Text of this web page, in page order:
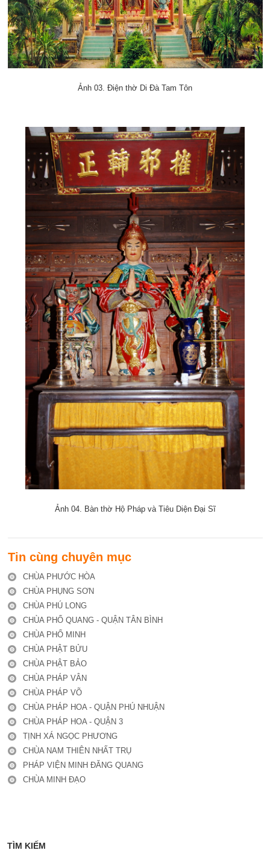
Ảnh 03. Điện thờ Di Đà Tam Tôn
Ảnh 04. Bàn thờ Hộ Pháp và Tiêu Diện Đại Sĩ
Tin cùng chuyên mục
CHÙA PHƯỚC HÒA
CHÙA PHỤNG SƠN
CHÙA PHÚ LONG
CHÙA PHỔ QUANG - QUẬN TÂN BÌNH
CHÙA PHỔ MINH
CHÙA PHẬT BỬU
CHÙA PHẬT BẢO
CHÙA PHÁP VÂN
CHÙA PHÁP VÕ
CHÙA PHÁP HOA - QUẬN PHÚ NHUẬN
CHÙA PHÁP HOA - QUẬN 3
TỊNH XÁ NGỌC PHƯƠNG
CHÙA NAM THIÊN NHẤT TRỤ
PHÁP VIỆN MINH ĐĂNG QUANG
CHÙA MINH ĐẠO
TÌM KIẾM